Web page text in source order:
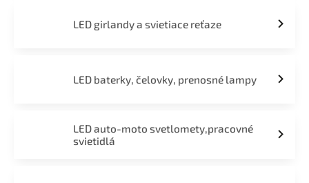
LED girlandy a svietiace reťaze
LED baterky, čelovky, prenosné lampy
LED auto-moto svetlomety,pracovné
svietidlá